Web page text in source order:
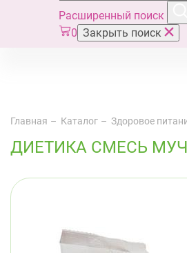
Расширенный поиск
0 Закрыть поиск
Главная Каталог Здоровое
ДИЕТИКА СМЕСЬ